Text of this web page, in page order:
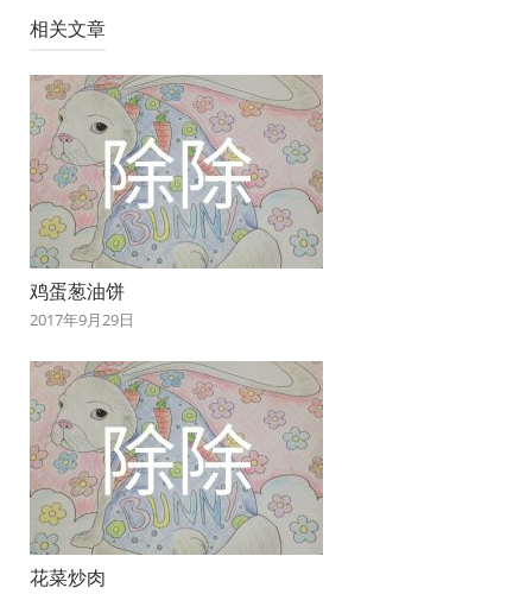
相关文章
鸡蛋葱油饼
2017年9月29日
花菜炒肉